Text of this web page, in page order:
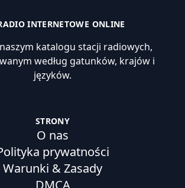
INTERNETOWE ONLINE
katalogu stacji radiowych,
według gatunków, krajów i
języków.
STRONY
O nas
prywatności
Warunki & Zasady
DMCA